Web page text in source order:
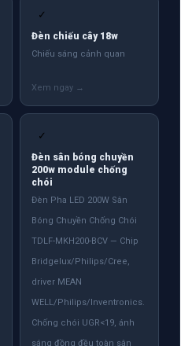
✓
Đèn chiếu cây 18w
Chiếu sáng cảnh quan
✓
Đèn sân bóng chuyền
200w module chống
chói
Đèn Pha LED 200W Sân
Bóng Chuyền Chống Chói
TDLF-MKH200-BCV — Chip
Bridgelux/Philips/Cree,
driver MEAN
WELL/Philips/Inventronics.
Chống chói UGR<19, ánh
sáng đồng đều toàn sân